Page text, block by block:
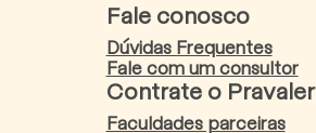
Fale conosco
Dúvidas Frequentes
Fale com um consultor
Contrate o Pravaler
Faculdades parceiras